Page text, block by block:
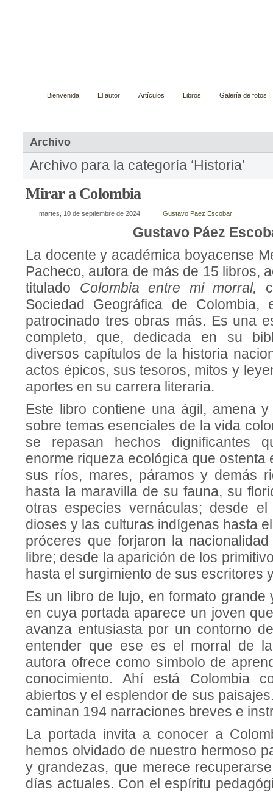
Bienvenida El autor Artículos Libros Galería de fotos
Archivo
Archivo para la categoría ‘Historia’
Mirar a Colombia
martes, 10 de septiembre de 2024 Gustavo Paez Escobar
Gustavo Páez
La docente y académica boyacense
Pacheco, autora de más de 15 libros,
titulado Colombia entre mi morral,
Sociedad Geográfica de
patrocinado tres obras más. Es una
completo, que, dedicada en su
diversos capítulos de la historia
actos épicos, sus tesoros, mitos y
aportes en su carrera literaria.
Este libro contiene una ágil, amena
sobre temas esenciales de la vida
se repasan hechos dignificantes
enorme riqueza ecológica que ostenta
sus ríos, mares, páramos y demás
hasta la maravilla de su fauna, su
otras especies vernáculas; desde
dioses y las culturas indígenas hasta
próceres que forjaron la
libre; desde la aparición de los
hasta el surgimiento de sus escritores
Es un libro de lujo, en formato grande
en cuya portada aparece un joven
avanza entusiasta por un contorno
entender que ese es el morral de
autora ofrece como símbolo de
conocimiento. Ahí está Colombia
abiertos y el esplendor de sus
caminan 194 narraciones breves e
La portada invita a conocer a
hemos olvidado de nuestro hermoso
y grandezas, que merece
días actuales. Con el espíritu